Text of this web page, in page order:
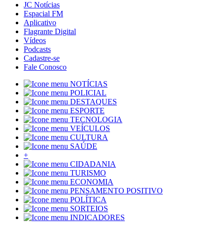
JC Notícias
Espacial FM
Aplicativo
Flagrante Digital
Vídeos
Podcasts
Cadastre-se
Fale Conosco
NOTÍCIAS
POLICIAL
DESTAQUES
ESPORTE
TECNOLOGIA
VEÍCULOS
CULTURA
SAÚDE
+
CIDADANIA
TURISMO
ECONOMIA
PENSAMENTO POSITIVO
POLÍTICA
SORTEIOS
INDICADORES